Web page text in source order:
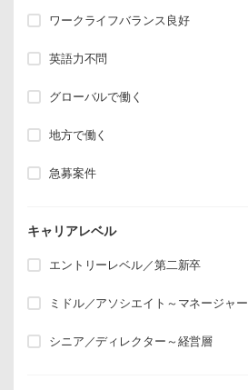
ワークライフバランス良好
英語力不問
グローバルで働く
地方で働く
急募案件
キャリアレベル
エントリーレベル／第二新卒
ミドル／アソシエイト～マネージャー
シニア／ディレクター～経営層